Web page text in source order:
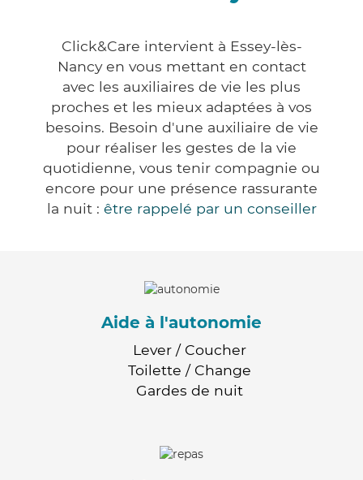
Click&Care intervient à Essey-lès-
Nancy en vous mettant en contact
avec les auxiliaires de vie les plus
proches et les mieux adaptées à vos
besoins. Besoin d'une auxiliaire de vie
pour réaliser les gestes de la vie
quotidienne, vous tenir compagnie ou
encore pour une présence rassurante
la nuit : être rappelé par un conseiller
Aide à l'autonomie
Lever / Coucher
Toilette / Change
Gardes de nuit